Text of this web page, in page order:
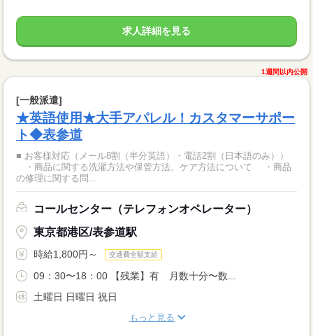
求人詳細を見る
1週間以内公開
[一般派遣]
★英語使用★大手アパレル！カスタマーサポー
ト◆表参道
■ お客様対応（メール8割（半分英語）・電話2割（日本語のみ））
・商品に関する洗濯方法や保管方法、ケア方法について ・商品
の修理に関する問...
コールセンター（テレフォンオペレーター）
東京都港区/表参道駅
時給1,800円～ 交通費全額支給
09：30〜18：00 【残業】有 月数十分〜数...
土曜日 日曜日 祝日
もっと見る